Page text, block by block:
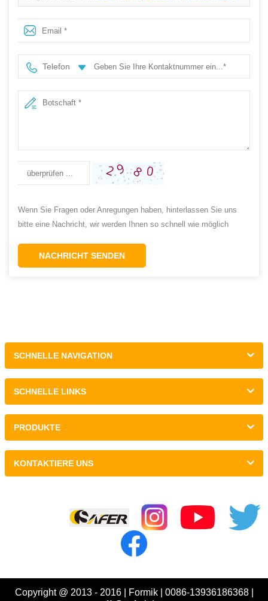
Toe Stahlplatte Pelzfutter Safety Schuhe Winter
Telefon
Wenn Sie Fragen oder Anregungen haben, hinterlassen Sie uns
bitte eine Nachricht, wir werden Ihnen so schnell wie möglich
NACHRICHT SENDEN
SCHNELLE NAVIGATION
SCHNELLE LINKS
PRODUKTE
KONTAKTIERE UNS
Copyright @ 2013 - 2016 | Formik | 0086-13936186368 |